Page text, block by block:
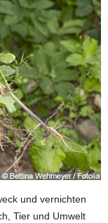
und vernichten
Tier und Umwelt